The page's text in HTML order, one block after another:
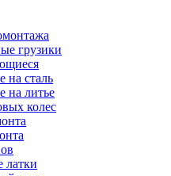
грузики
на сталь
на литье
колес
латки